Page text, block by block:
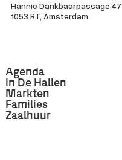
Hannie Dankbaarpassage 47
1053 RT, Amsterdam
Agenda
In De Hallen
Markten
Families
Zaalhuur